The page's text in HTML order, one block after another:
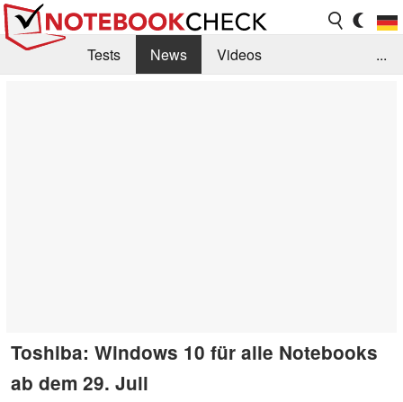
Tests News
Videos
...
Toshiba: Windows 10 für alle Notebooks
ab dem 29. Juli